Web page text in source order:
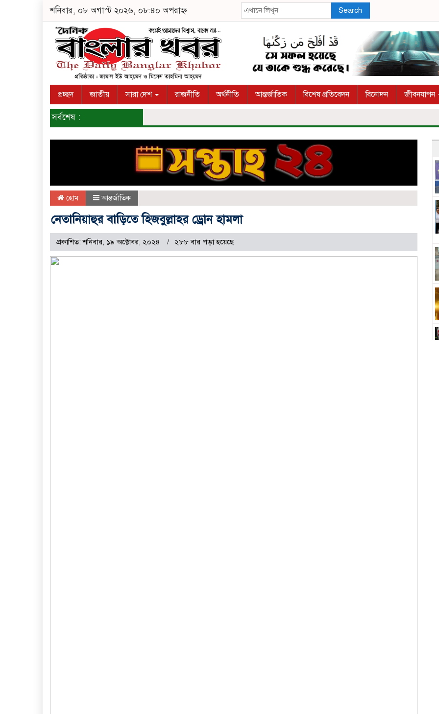
শনিবার, ০৮ অগাস্ট ২০২৬, ০৮:৪০ অপরাহ্ন Search
প্রচ্ছদ জাতীয় সারা দেশ রাজনীতি অর্থনীতি আন্তর্জাতিক বিশেষ প্রতিবেদন বিনোদন জীবনযাপন
সর্বশেষ :
হোম আন্তর্জাতিক
নেতানিয়াহুর বাড়িতে হিজবুল্লাহর ড্রোন হামলা
প্রকাশিত: শনিবার, ১৯ অক্টোবর, ২০২৪ ২৮৮ বার পড়া হয়েছে